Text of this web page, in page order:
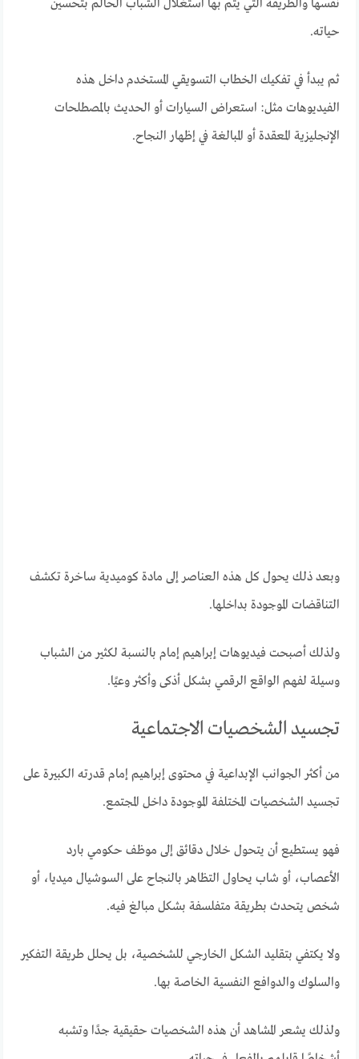
نفسها والطريقة التي يتم بها استغلال الشباب الحالم بتحسين
حياته.
ثم يبدأ في تفكيك الخطاب التسويقي المستخدم داخل هذه
الفيديوهات مثل: استعراض السيارات أو الحديث بالمصطلحات
الإنجليزية المعقدة أو المبالغة في إظهار النجاح.
وبعد ذلك يحول كل هذه العناصر إلى مادة كوميدية ساخرة تكشف
التناقضات الموجودة بداخلها.
ولذلك أصبحت فيديوهات إبراهيم إمام بالنسبة لكثير من الشباب
وسيلة لفهم الواقع الرقمي بشكل أذكى وأكثر وعيًا.
تجسيد الشخصيات الاجتماعية
من أكثر الجوانب الإبداعية في محتوى إبراهيم إمام قدرته الكبيرة على
تجسيد الشخصيات المختلفة الموجودة داخل المجتمع.
فهو يستطيع أن يتحول خلال دقائق إلى موظف حكومي بارد
الأعصاب، أو شاب يحاول التظاهر بالنجاح على السوشيال ميديا، أو
شخص يتحدث بطريقة متفلسفة بشكل مبالغ فيه.
ولا يكتفي بتقليد الشكل الخارجي للشخصية، بل يحلل طريقة التفكير
والسلوك والدوافع النفسية الخاصة بها.
ولذلك يشعر المشاهد أن هذه الشخصيات حقيقية جدًا وتشبه